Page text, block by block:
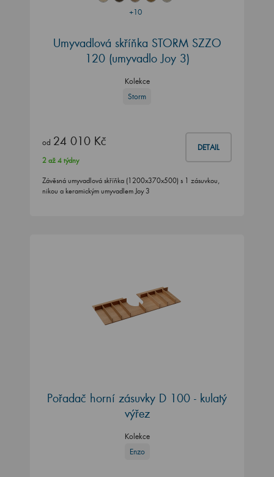
+10
Umyvadlová skříňka STORM SZZO
120 (umyvadlo Joy 3)
Kolekce
Storm
od 24 010 Kč DETAIL
2 až 4 týdny
Závěsná umyvadlová skříňka (1200x370x500) s 1 zásuvkou,
nikou a keramickým umyvadlem Joy 3
Pořadač horní zásuvky D 100 - kulatý
výřez
Kolekce
Enzo